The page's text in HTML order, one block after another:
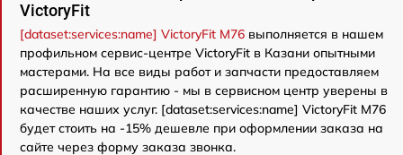
VictoryFit
[dataset:services:name] VictoryFit M76 выполняется в нашем
профильном сервис-центре VictoryFit в Казани опытными
мастерами. На все виды работ и запчасти предоставляем
расширенную гарантию - мы в сервисном центр уверены в
качестве наших услуг. [dataset:services:name] VictoryFit M76
будет стоить на -15% дешевле при оформлении заказа на
сайте через форму заказа звонка.